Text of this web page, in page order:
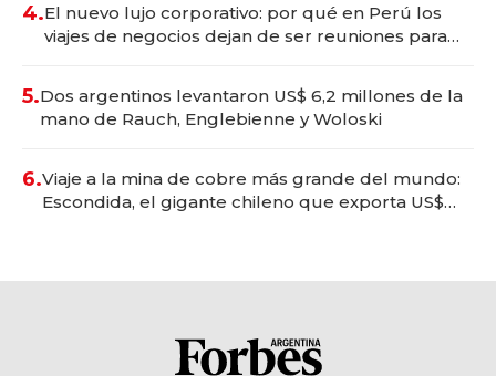
4.El nuevo lujo corporativo: por qué en Perú los
viajes de negocios dejan de ser reuniones para
5.Dos argentinos levantaron US$ 6,2 millones de la
mano de Rauch, Englebienne y Woloski
6.Viaje a la mina de cobre más grande del mundo:
Escondida, el gigante chileno que exporta US$